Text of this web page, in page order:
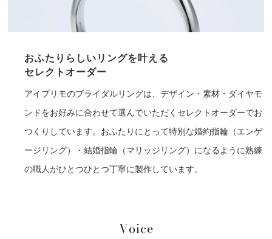
おふたりらしいリングを叶える
セレクトオーダー
アイプリモのブライダルリングは、デザイン・素材・ダイヤモ
ンドをお好みに合わせて選んでいただくセレクトオーダーでお
つくりしています。おふたりにとって特別な婚約指輪（エンゲ
ージリング）・結婚指輪（マリッジリング）になるように熟練
の職人がひとつひとつ丁寧に製作しています。
Voice